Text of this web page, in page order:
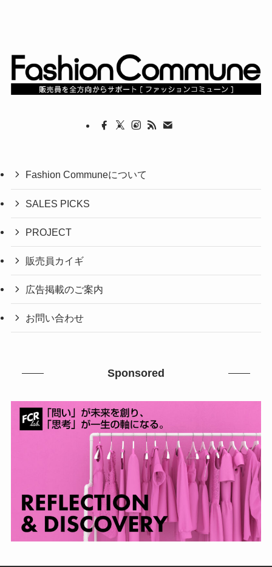
Fashion Communeについて
SALES PICKS
PROJECT
販売員カイギ
広告掲載のご案内
お問い合わせ
Sponsored